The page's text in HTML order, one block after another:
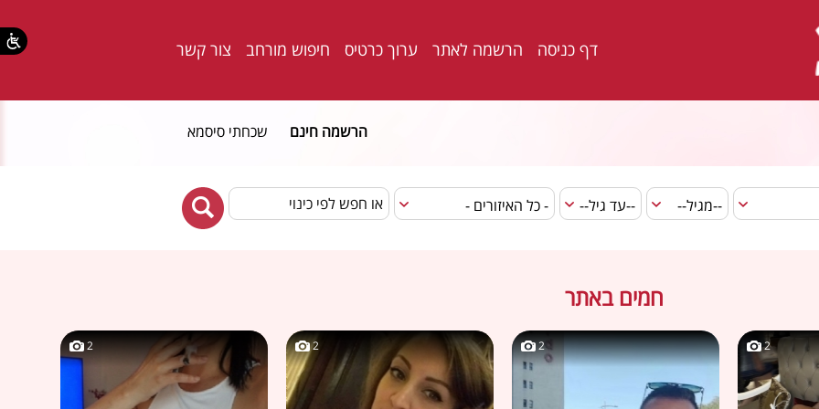
דף כניסה הרשמה לאתר ערוך כרטיס חיפוש מורחב צור קשר
הרשמה חינם שכחתי סיסמא
חמים באתר
2 2 2 2